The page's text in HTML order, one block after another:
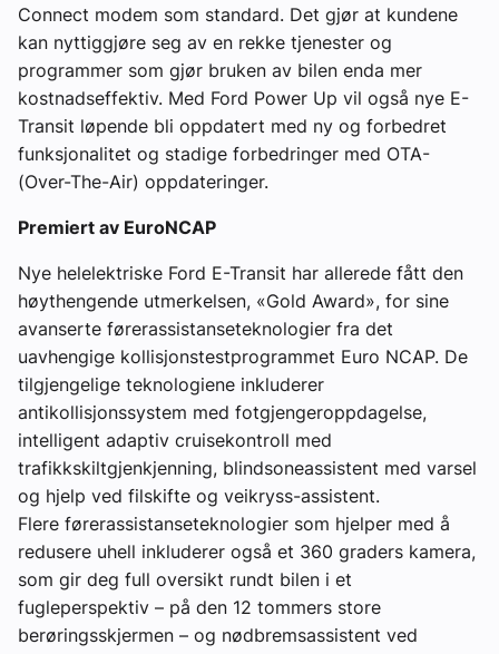
Connect modem som standard. Det gjør at kundene
kan nyttiggjøre seg av en rekke tjenester og
programmer som gjør bruken av bilen enda mer
kostnadseffektiv. Med Ford Power Up vil også nye E-
Transit løpende bli oppdatert med ny og forbedret
funksjonalitet og stadige forbedringer med OTA-
(Over-The-Air) oppdateringer.
Premiert av EuroNCAP
Nye helelektriske Ford E-Transit har allerede fått den
høythengende utmerkelsen, «Gold Award», for sine
avanserte førerassistanseteknologier fra det
uavhengige kollisjonstestprogrammet Euro NCAP. De
tilgjengelige teknologiene inkluderer
antikollisjonssystem med fotgjengeroppdagelse,
intelligent adaptiv cruisekontroll med
trafikkskiltgjenkjenning, blindsoneassistent med varsel
og hjelp ved filskifte og veikryss-assistent.
Flere førerassistanseteknologier som hjelper med å
redusere uhell inkluderer også et 360 graders kamera,
som gir deg full oversikt rundt bilen i et
fugleperspektiv – på den 12 tommers store
berøringsskjermen – og nødbremsassistent ved